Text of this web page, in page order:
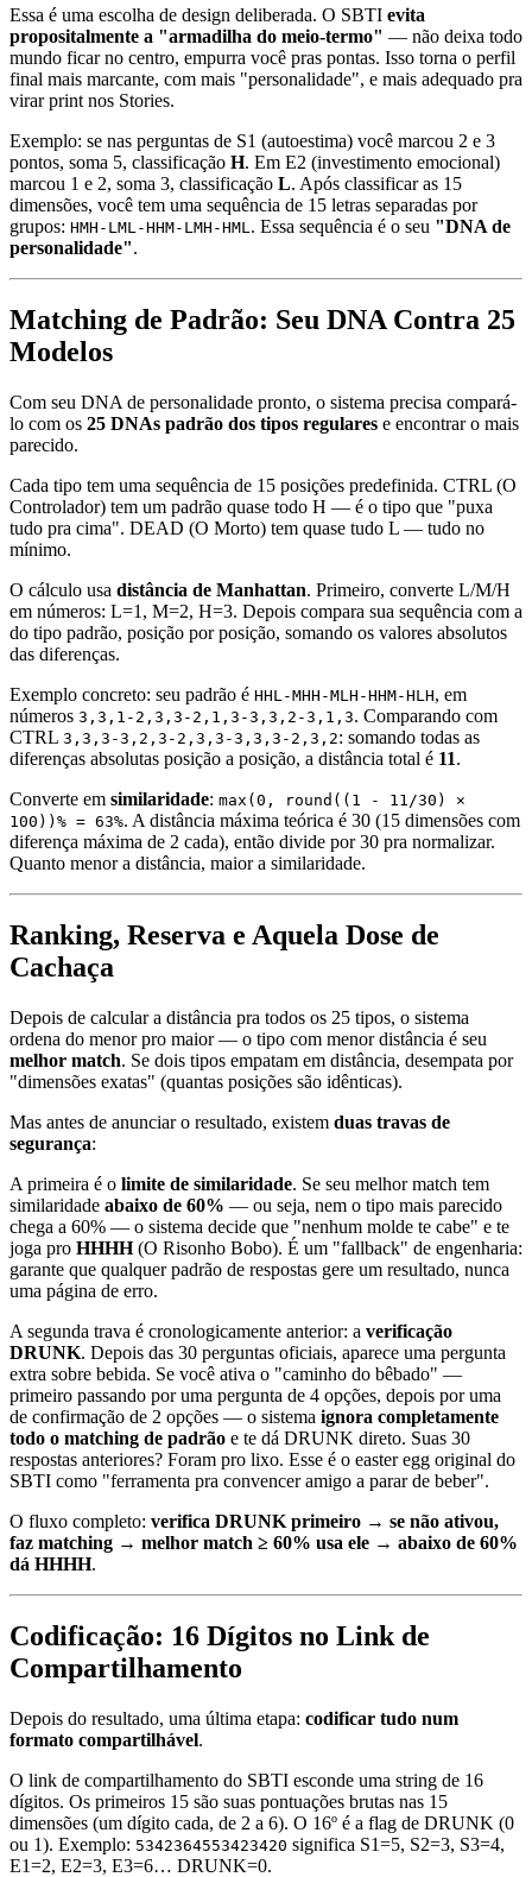
Essa é uma escolha de design deliberada. O SBTI evita
propositalmente a "armadilha do meio-termo" — não deixa todo
mundo ficar no centro, empurra você pras pontas. Isso torna o perfil
final mais marcante, com mais "personalidade", e mais adequado pra
virar print nos Stories.
Exemplo: se nas perguntas de S1 (autoestima) você marcou 2 e 3
pontos, soma 5, classificação H. Em E2 (investimento emocional)
marcou 1 e 2, soma 3, classificação L. Após classificar as 15
dimensões, você tem uma sequência de 15 letras separadas por
grupos: HMH-LML-HHM-LMH-HML. Essa sequência é o seu "DNA de
personalidade".
Matching de Padrão: Seu DNA Contra 25
Modelos
Com seu DNA de personalidade pronto, o sistema precisa compará-
lo com os 25 DNAs padrão dos tipos regulares e encontrar o mais
parecido.
Cada tipo tem uma sequência de 15 posições predefinida. CTRL (O
Controlador) tem um padrão quase todo H — é o tipo que "puxa
tudo pra cima". DEAD (O Morto) tem quase tudo L — tudo no
mínimo.
O cálculo usa distância de Manhattan. Primeiro, converte L/M/H
em números: L=1, M=2, H=3. Depois compara sua sequência com a
do tipo padrão, posição por posição, somando os valores absolutos
das diferenças.
Exemplo concreto: seu padrão é HHL-MHH-MLH-HHM-HLH, em
números 3,3,1-2,3,3-2,1,3-3,3,2-3,1,3. Comparando com
CTRL 3,3,3-3,2,3-2,3,3-3,3,3-2,3,2: somando todas as
diferenças absolutas posição a posição, a distância total é 11.
Converte em similaridade: max(0, round((1 - 11/30) ×
100))% = 63%. A distância máxima teórica é 30 (15 dimensões com
diferença máxima de 2 cada), então divide por 30 pra normalizar.
Quanto menor a distância, maior a similaridade.
Ranking, Reserva e Aquela Dose de
Cachaça
Depois de calcular a distância pra todos os 25 tipos, o sistema
ordena do menor pro maior — o tipo com menor distância é seu
melhor match. Se dois tipos empatam em distância, desempata por
"dimensões exatas" (quantas posições são idênticas).
Mas antes de anunciar o resultado, existem duas travas de
segurança:
A primeira é o limite de similaridade. Se seu melhor match tem
similaridade abaixo de 60% — ou seja, nem o tipo mais parecido
chega a 60% — o sistema decide que "nenhum molde te cabe" e te
joga pro HHHH(O Risonho Bobo). É um "fallback" de engenharia:
garante que qualquer padrão de respostas gere um resultado, nunca
uma página de erro.
A segunda trava é cronologicamente anterior: a verificação
DRUNK. Depois das 30 perguntas oficiais, aparece uma pergunta
extra sobre bebida. Se você ativa o "caminho do bêbado" —
primeiro passando por uma pergunta de 4 opções, depois por uma
de confirmação de 2 opções — o sistema ignora completamente
todo o matching de padrão e te dá DRUNK direto. Suas 30
respostas anteriores? Foram pro lixo. Esse é o easter egg original do
SBTI como "ferramenta pra convencer amigo a parar de beber".
O fluxo completo: verifica DRUNK primeiro → se não ativou,
faz matching → melhor match ≥ 60% usa ele → abaixo de 60%
dá HHHH.
Codificação: 16 Dígitos no Link de
Compartilhamento
Depois do resultado, uma última etapa: codificar tudo num
formato compartilhável.
O link de compartilhamento do SBTI esconde uma string de 16
dígitos. Os primeiros 15 são suas pontuações brutas nas 15
dimensões (um dígito cada, de 2 a 6). O 16º é a flag de DRUNK (0
ou 1). Exemplo: 5342364553423420 significa S1=5, S2=3, S3=4,
E1=2, E2=3, E3=6… DRUNK=0.